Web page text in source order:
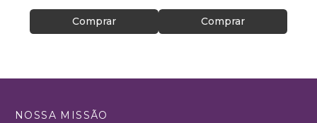
Comprar Comprar
NOSSA MISSÃO